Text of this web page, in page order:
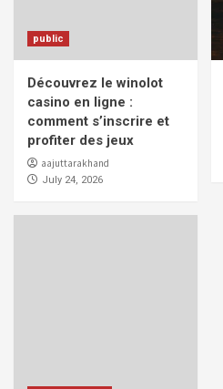
public
Découvrez le winolot
casino en ligne :
comment s’inscrire et
profiter des jeux
aajuttarakhand
July 24, 2026